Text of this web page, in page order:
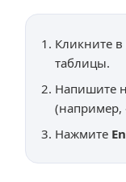
Кликните в
таблицы.
Напишите
Нажмите